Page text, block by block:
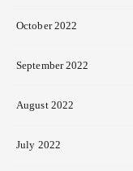
October 2022
September 2022
August 2022
July 2022